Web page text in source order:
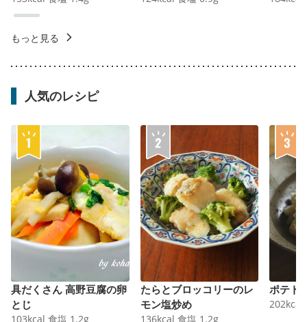
もっと見る
人気のレシピ
具だくさん 高野豆腐の卵
とじ
103kcal 食塩 1.2g
たらとブロッコリーのレ
モン塩炒め
136kcal 食塩 1.2g
ポテト
202kcal